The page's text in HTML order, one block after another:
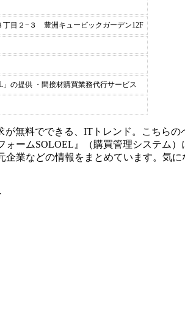
目２−３ 豊洲キュービックガーデン12F
」の提供 ・間接材購買業務代行サービス
無料でできる、ITトレンド。こちらの
ォームSOLOEL 』（購買管理システム ）
業などの情報をまとめています。気に